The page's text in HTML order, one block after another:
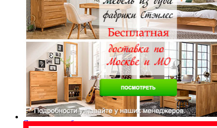
Туалетные столики
Тумбы прикроватные
Шкафы для одежды
Антресоли на шкаф
Полки и ящики в шкаф для одежды
Шкаф 1-дверный для одежды и белья
Шкафы 2-х дверные для одежды и белья
Шкафы 3-х дверные для одежды и белья
Шкафы 4-х дверные для одежды и белья
Шкафы 5-ти дверные для одежды и белья
Шкафы 6-ти дверные для одежды и белья
Шкафы купе для одежды и белья
Шкафы угловые для одежды и белья
Ящики и короба